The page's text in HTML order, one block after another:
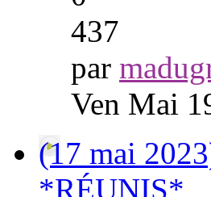
437
par
Ven Mai
(17 mai
*RÉUNIS*